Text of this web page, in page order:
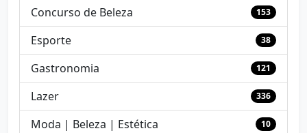
Concurso de Beleza 153
Esporte 38
Gastronomia 121
Lazer 336
Moda | Beleza | Estética 10